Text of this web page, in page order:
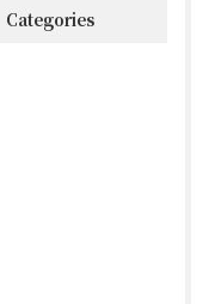
Categories